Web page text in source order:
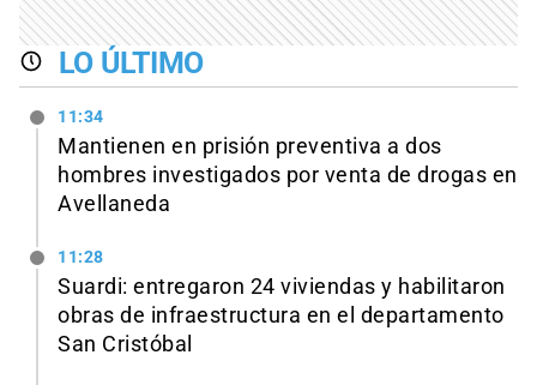
LO ÚLTIMO
11:34
Mantienen en prisión preventiva a dos
hombres investigados por venta de drogas en
Avellaneda
11:28
Suardi: entregaron 24 viviendas y habilitaron
obras de infraestructura en el departamento
San Cristóbal